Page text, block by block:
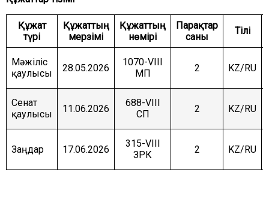
Құжат
түрі
Құжаттың
мерзімі
Құжаттың
нөмірі
Парақтар
саны
Тілі
Мәжіліс
қаулысы
28.05.2026
1070-VIII
МП
2 KZ/RU
Сенат
қаулысы
11.06.2026
688-VIII
СП
2 KZ/RU
Заңдар 17.06.2026
315-VIII
ЗРК
2 KZ/RU